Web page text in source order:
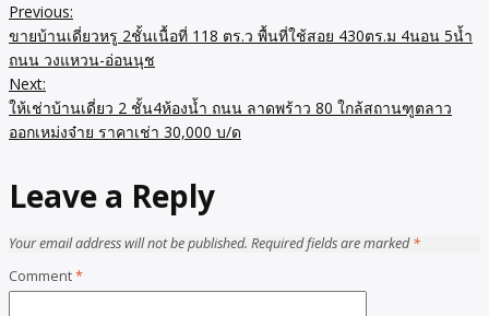
Post
navigation
Previous:
ขายบ้านเดี่ยวหรู 2ชั้นเนื้อที่ 118 ตร.ว พื้นที่ใช้สอย 430ตร.ม 4นอน 5น้ำ
ถนน วงแหวน-อ่อนนุช
Next:
ให้เช่าบ้านเดี่ยว 2 ชั้น4ห้องน้ำ ถนน ลาดพร้าว 80 ใกล้สถานฑูตลาว
ออกเหม่งจ๋าย ราคาเช่า 30,000 บ/ด
Leave a Reply
Your email address will not be published. Required fields are marked*
Comment*